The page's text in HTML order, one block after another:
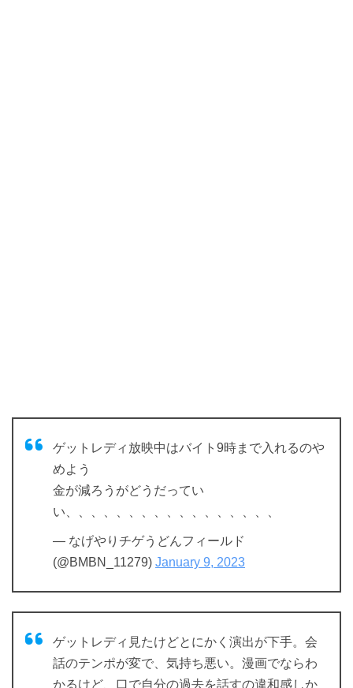
ゲットレディ放映中はバイト9時まで入れるのや
めよう
金が減ろうがどうだってい
い、、、、、、、、、、、、、、、、、
— なげやりチゲうどんフィールド
(@BMBN_11279) January 9, 2023
ゲットレディ見たけどとにかく演出が下手。会
話のテンポが変で、気持ち悪い。漫画でならわ
かるけど、口で自分の過去を話すの違和感しか